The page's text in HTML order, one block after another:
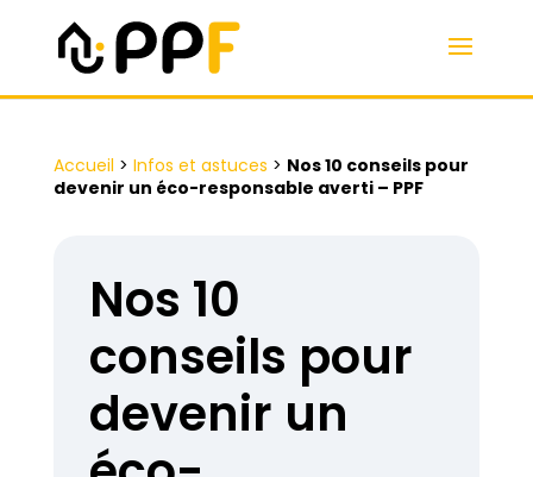
Accueil > Infos et astuces > Nos 10 conseils pour
devenir un éco-responsable averti – PPF
Nos 10
conseils pour
devenir un